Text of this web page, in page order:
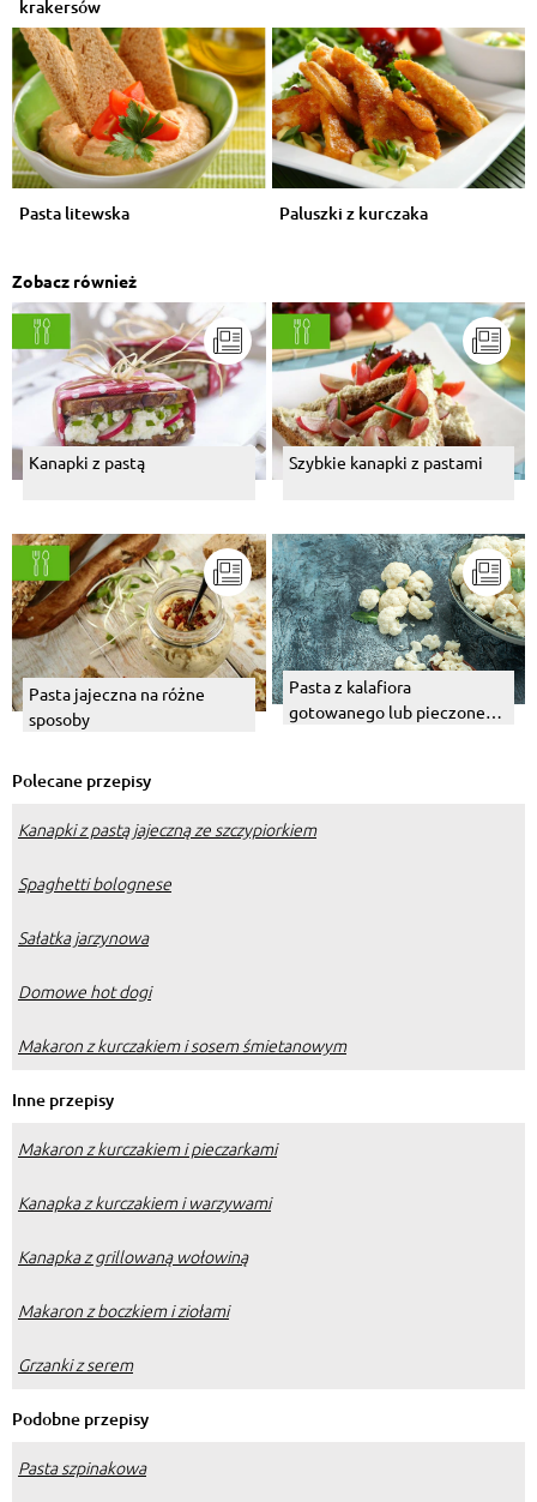
krakersów
Pasta litewska Paluszki z kurczaka
Zobacz również
Kanapki z pastą Szybkie kanapki z pastami
Pasta jajeczna na różne
sposoby
Pasta z kalafiora
gotowanego lub pieczonego
Polecane przepisy
Kanapki z pastą jajeczną ze szczypiorkiem
Spaghetti bolognese
Sałatka jarzynowa
Domowe hot dogi
Makaron z kurczakiem i sosem śmietanowym
Inne przepisy
Makaron z kurczakiem i pieczarkami
Kanapka z kurczakiem i warzywami
Kanapka z grillowaną wołowiną
Makaron z boczkiem i ziołami
Grzanki z serem
Podobne przepisy
Pasta szpinakowa